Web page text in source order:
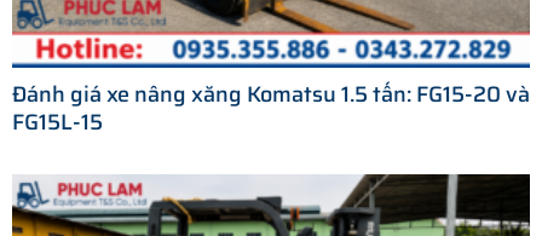
Đánh giá xe nâng xăng Komatsu 1.5 tấn: FG15-20 và
FG15L-15